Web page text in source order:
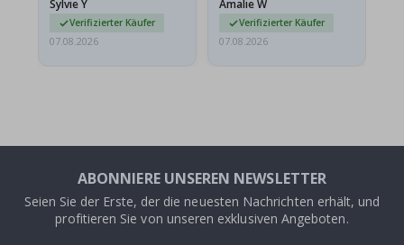
sie…
Sylvie Y
Verifizierter Käufer
07.08.2026
Amalie W
Verifizierter Käufer
07.08.2026
ABONNIERE UNSEREN NEWSLETTER
Seien Sie der Erste, der die neuesten Nachrichten erhält, und
profitieren Sie von unseren exklusiven Angeboten.